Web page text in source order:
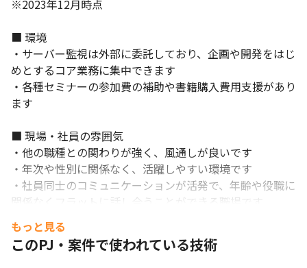
※2023年12月時点
■ 環境
・サーバー監視は外部に委託しており、企画や開発をはじ
めとするコア業務に集中できます
・各種セミナーの参加費の補助や書籍購入費用支援があり
ます
■ 現場・社員の雰囲気
・他の職種との関わりが強く、風通しが良いです
・年次や性別に関係なく、活躍しやすい環境です
・社員同士のコミュニケーションが活発で、年齢や役職に
関係なくフラットに話し合うことができる職場です。
・効率よく質の高い仕事をすることに重点を置いており、
月の残業時間は10時間程度です（2023年12月時点）。
・リモートワークを活用して業務を進めています。（但
もっと見る
このPJ・案件で使われている技術